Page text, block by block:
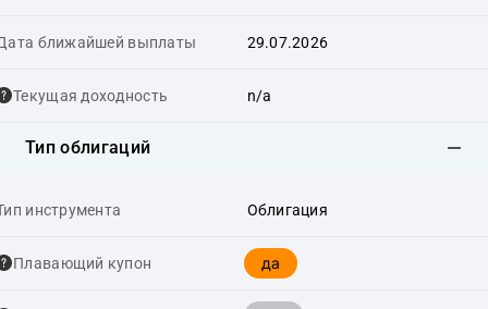
ближайшей выплаты 29.07.2026
Текущая доходность n/a
Тип облигаций
инструмента Облигация
Плавающий купон да